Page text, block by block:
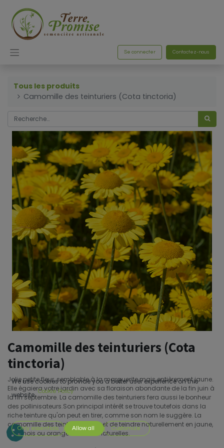
Se connecter Contactez-nous
Tous les produits
Camomille des teinturiers (Cota tinctoria)
Camomille des teinturiers (Cota
tinctoria)
Jolie petite fleur, semblable à la marguerite mais entièrement jaune.
Elle égaiera votre jardin avec sa floraison abondante de la fin juin à
la fin septembre. La camomille des teinturiers fera aussi le bonheur
des pollinisateurs.Son principal intérêt se trouve toutefois dans la
riche teinture qu'on peut en tirer, comme son nom le suggère. La
camomille des teinturiers permet de teindre naturellement en jaune,
chamois ou orangé les fibres naturelles.
We use cookies to provide you a better user experience on this
website. Cookie Policy
Only essentials Allow all Customize